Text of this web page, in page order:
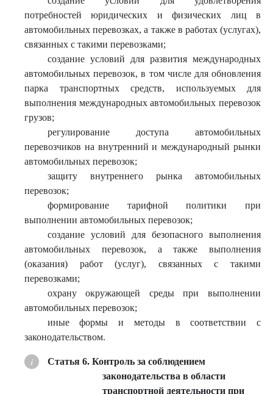
потребностей юридических и физических лиц в
автомобильных перевозках, а также в работах (услугах),
связанных с такими перевозками;
создание условий для развития международных
автомобильных перевозок, в том числе для обновления
парка транспортных средств, используемых для
выполнения международных автомобильных перевозок
грузов;
регулирование доступа автомобильных
перевозчиков на внутренний и международный рынки
автомобильных перевозок;
защиту внутреннего рынка автомобильных
перевозок;
формирование тарифной политики при
выполнении автомобильных перевозок;
создание условий для безопасного выполнения
автомобильных перевозок, а также выполнения
(оказания) работ (услуг), связанных с такими
перевозками;
охрану окружающей среды при выполнении
автомобильных перевозок;
иные формы и методы в соответствии с
законодательством.
Статья 6. Контроль за соблюдением
законодательства в области
транспортной деятельности при